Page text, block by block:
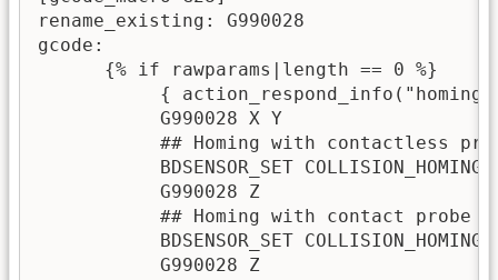
rename_existing: G990028
gcode:
      {% if rawparams|length == 0 %}
{ action_respond_info("homing
           G990028 X Y
## Homing with contactless
BDSENSOR_SET
           G990028 Z
## Homing with contact probe
BDSENSOR_SET
           G990028 Z